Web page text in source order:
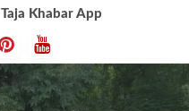
Taja Khabar App